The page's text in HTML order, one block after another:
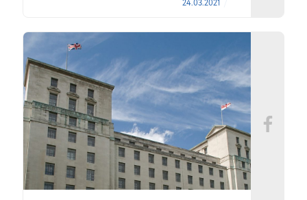
24.03.2021